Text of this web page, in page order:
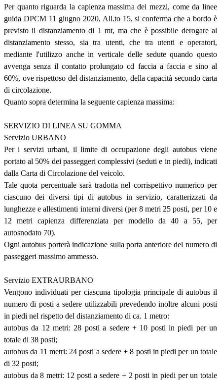
Per quanto riguarda la capienza massima dei mezzi, come da linee
guida DPCM 11 giugno 2020, All.to 15, si conferma che a bordo è
previsto il distanziamento di 1 mt, ma che è possibile derogare al
distanziamento stesso, sia tra utenti, che tra utenti e operatori,
mediante l'utilizzo anche in verticale delle sedute quando questo
avvenga senza il contatto prolungato cd faccia a faccia e sino al
60%, ove rispettoso del distanziamento, della capacità secondo carta
di circolazione.
Quanto sopra determina la seguente capienza massima:
SERVIZIO DI LINEA SU GOMMA
Servizio URBANO
Per i servizi urbani, il limite di occupazione degli autobus viene
portato al 50% dei passeggeri complessivi (seduti e in piedi), indicati
dalla Carta di Circolazione del veicolo.
Tale quota percentuale sarà tradotta nel corrispettivo numerico per
ciascuno dei diversi tipi di autobus in servizio, caratterizzati da
lunghezze e allestimenti interni diversi (per 8 metri 25 posti, per 10 e
12 metri capienza differenziata per modello da 40 a 55, per
autosnodato 70).
Ogni autobus porterà indicazione sulla porta anteriore del numero di
passeggeri massimo ammesso.
Servizio EXTRAURBANO
Vengono individuati per ciascuna tipologia principale di autobus il
numero di posti a sedere utilizzabili prevedendo inoltre alcuni posti
in piedi nel rispetto del distanziamento di ca. 1 metro:
autobus da 12 metri: 28 posti a sedere + 10 posti in piedi per un
totale di 38 posti;
autobus da 11 metri: 24 posti a sedere + 8 posti in piedi per un totale
di 32 posti;
autobus da 8 metri: 12 posti a sedere + 2 posti in piedi per un totale